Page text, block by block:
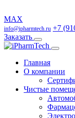
MAX
info@ipharmtech.ru +7
Заказать
Главная
О компании
Чистые